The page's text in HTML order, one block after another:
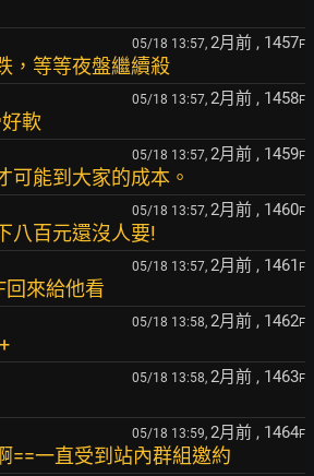
05/18 13:57, 2月前 , 1457F
，等等夜盤繼續殺
05/18 13:57, 2月前 , 1458F
軟
05/18 13:57, 2月前 , 1459F
可能到大家的成本。
05/18 13:57, 2月前 , 1460F
八百元還沒人要!
05/18 13:57, 2月前 , 1461 F
回來給他看
05/18 13:58, 2月前 , 1462F
05/18 13:58, 2月前 , 1463F
05/18 13:59, 2月前 , 1464F
==一直受到站內群組邀約